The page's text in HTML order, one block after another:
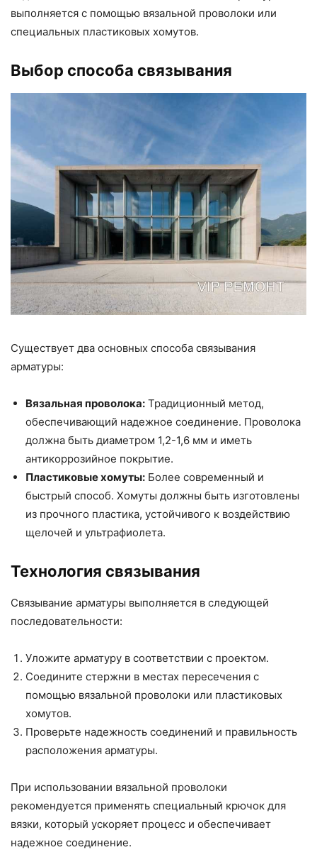
выполняется с помощью вязальной проволоки или
специальных пластиковых хомутов.
Выбор способа связывания
Существует два основных способа связывания
арматуры:
Вязальная проволока: Традиционный метод,
обеспечивающий надежное соединение. Проволока
должна быть диаметром 1,2-1,6 мм и иметь
антикоррозийное покрытие.
Пластиковые хомуты: Более современный и
быстрый способ. Хомуты должны быть изготовлены
из прочного пластика, устойчивого к воздействию
щелочей и ультрафиолета.
Технология связывания
Связывание арматуры выполняется в следующей
последовательности:
Уложите арматуру в соответствии с проектом.
Соедините стержни в местах пересечения с
помощью вязальной проволоки или пластиковых
хомутов.
Проверьте надежность соединений и правильность
расположения арматуры.
При использовании вязальной проволоки
рекомендуется применять специальный крючок для
вязки, который ускоряет процесс и обеспечивает
надежное соединение.